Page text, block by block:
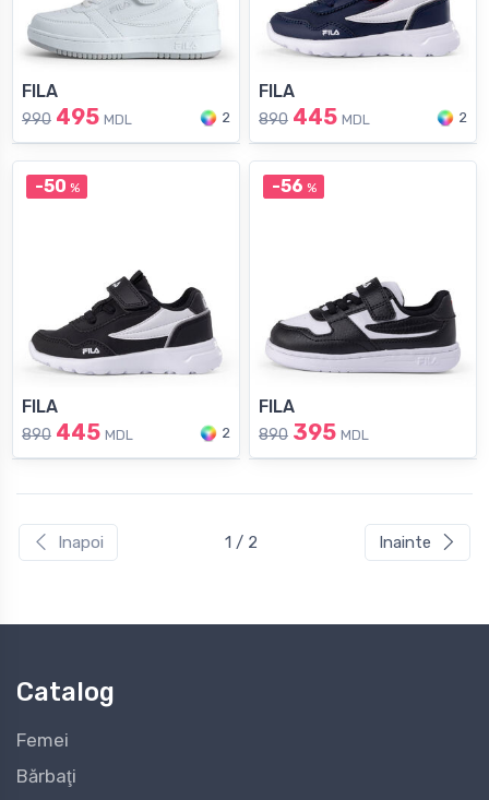
FILA
990 495 MDL 2
FILA
890 445 MDL 2
-50 %
FILA
890 445 MDL 2
-56 %
FILA
890 395 MDL
Inapoi 1 / 2 Inainte
Catalog
Femei
Bărbaţi